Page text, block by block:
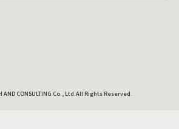
AND CONSULTING Co., Ltd.All Rights Reserved.